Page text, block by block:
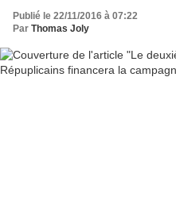
Publié le 22/11/2016 à 07:22
Par Thomas Joly